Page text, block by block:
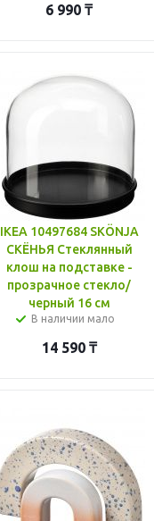
6 990 ₸
IKEA 10497684 SKÖNJA
СКЁНЬЯ Стеклянный
клош на подставке -
прозрачное стекло/
черный 16 см
В наличии мало
14 590₸